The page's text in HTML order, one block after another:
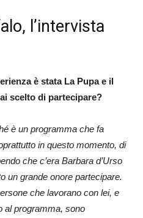
l’intervista
è stata La Pupa e il
scelto di partecipare?
è un programma che fa
in questo momento, di
che c’era Barbara d’Urso
un grande onore partecipare.
che lavorano con lei, e
al programma, sono